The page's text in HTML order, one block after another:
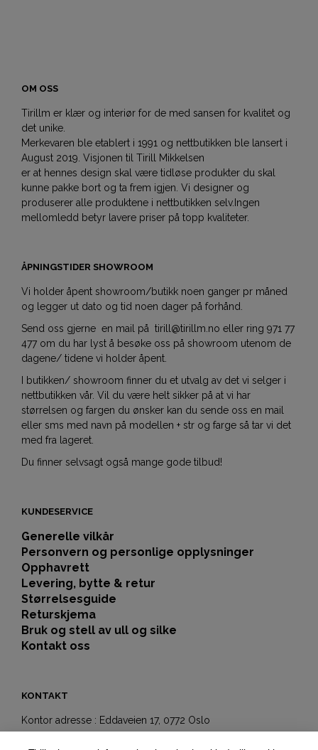
OM OSS
Tirillm er klær og interiør for de med sansen for kvalitet og
det unike.
Merkevaren ble etablert i 1991 og nettbutikken ble lansert i
August 2019. Visjonen til Tirill Mikkelsen
er at hennes design skal være tidløse produkter du skal
kunne pakke bort og ta frem igjen. Vi designer og
produserer alle produktene i nettbutikken selv.Ingen
mellomledd betyr lavere priser på topp kvaliteter.
ÅPNINGSTIDER SHOWROOM
Vi holder åpent showroom/butikk noen ganger pr måned
og legger ut dato og tid noen dager på forhånd.
Send oss gjerne en mail på tirill@tirillm.no eller ring 971 77
477 om du har lyst å besøke oss på showroom utenom de
dagene/ tidene vi holder åpent.
I butikken/ showroom finner du et utvalg av det vi selger i
nettbutikken vår. Vil du være helt sikker på at vi har
størrelsen og fargen du ønsker kan du sende oss en mail
eller sms med navn på modellen + str og farge så tar vi det
med fra lageret.
Du finner selvsagt også mange gode tilbud!
KUNDESERVICE
Generelle vilkår
Personvern og personlige opplysninger
Opphavrett
Levering, bytte & retur
Størrelsesguide
Returskjema
Bruk og stell av ull og silke
Kontakt oss
KONTAKT
Kontor adresse : Eddaveien 17, 0772 Oslo